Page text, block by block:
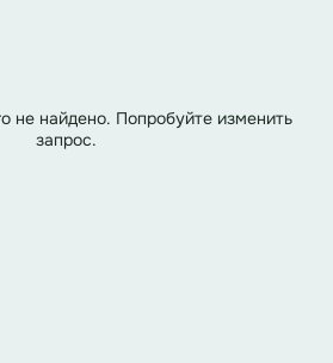
не найдено. Попробуйте изменить
запрос.